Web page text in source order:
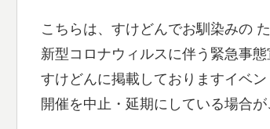
こちらは、すけどんでお馴染みの た
新型コロナウィルスに伴う緊急事態
すけどんに掲載しておりますイベン
開催を中止・延期にしている場合